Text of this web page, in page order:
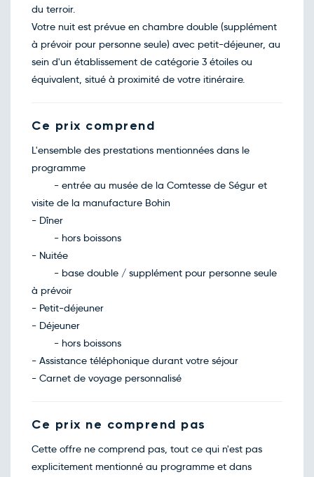
du terroir.
Votre nuit est prévue en chambre double (supplément
à prévoir pour personne seule) avec petit-déjeuner, au
sein d'un établissement de catégorie 3 étoiles ou
équivalent, situé à proximité de votre itinéraire.
Ce prix comprend
L'ensemble des prestations mentionnées dans le
programme
- entrée au musée de la Comtesse de Ségur et
visite de la manufacture Bohin
- Dîner
- hors boissons
- Nuitée
- base double / supplément pour personne seule
à prévoir
- Petit-déjeuner
- Déjeuner
- hors boissons
- Assistance téléphonique durant votre séjour
- Carnet de voyage personnalisé
Ce prix ne comprend pas
Cette offre ne comprend pas, tout ce qui n'est pas
explicitement mentionné au programme et dans